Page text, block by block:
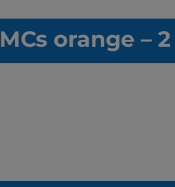
MCs orange –